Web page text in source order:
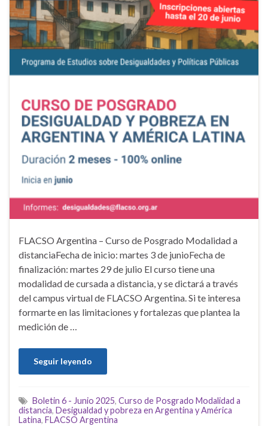
FLACSO Argentina – Curso de Posgrado Modalidad a
distanciaFecha de inicio: martes 3 de junioFecha de
finalización: martes 29 de julio El curso tiene una
modalidad de cursada a distancia, y se dictará a través
del campus virtual de FLACSO Argentina. Si te interesa
formarte en las limitaciones y fortalezas que plantea la
medición de …
Seguir leyendo
Boletin 6 - Junio 2025, Curso de Posgrado Modalidad a
distancia, Desigualdad y pobreza en Argentina y América
Latina, FLACSO Argentina